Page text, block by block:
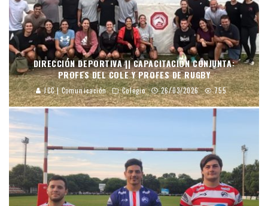
DIRECCIÓN DEPORTIVA || CAPACITACIÓN CONJUNTA:
PROFES DEL COLE Y PROFES DE RUGBY
JCC | Comunicación Colegio 26/03/2026 755